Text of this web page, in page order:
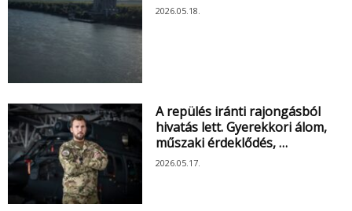
2026.05.18.
A repülés iránti rajongásból
hivatás lett. Gyerekkori álom,
műszaki érdeklődés, …
2026.05.17.